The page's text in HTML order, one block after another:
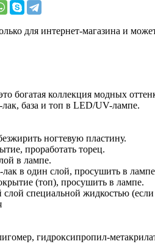
для интернет-магазина и
богатая коллекция модных
база и топ в LED/UV-лампе.
ногтевую пластину.
проработать торец.
в лампе.
в один слой, просушить в
(топ), просушить в лампе.
специальной жидкостью
гидроксипропил-